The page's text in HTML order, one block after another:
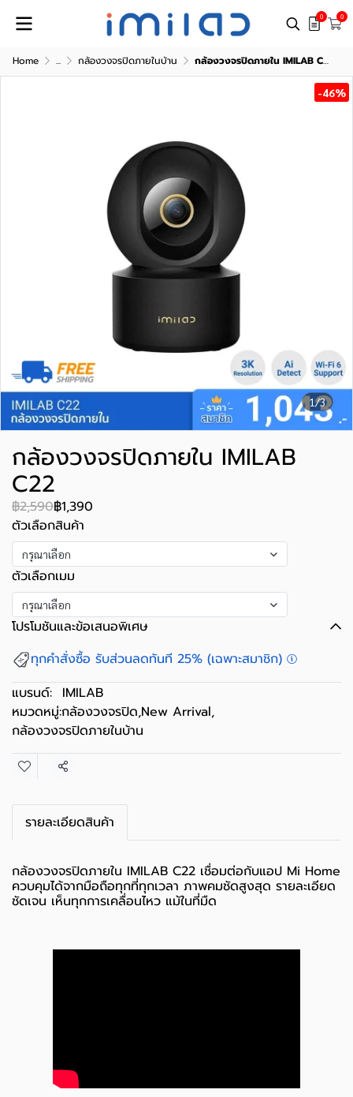
0 0
Home ... กล้องวงจรปิดภายในบ้าน กล้องวงจรปิดภายใน IMILAB C22
1/3
-46%
กล้องวงจรปิดภายใน IMILAB
C22
฿2,590฿1,390
ตัวเลือกสินค้า
กรุณาเลือก
ตัวเลือกเมม
กรุณาเลือก
โปรโมชันและข้อเสนอพิเศษ
ทุกคำสั่งซื้อ รับส่วนลดทันที 25% (เฉพาะสมาชิก)
แบรนด์: IMILAB
หมวดหมู่:กล้องวงจรปิด,New Arrival,
กล้องวงจรปิดภายในบ้าน
แชร์
รายละเอียดสินค้า
กล้องวงจรปิดภายใน IMILAB C22 เชื่อมต่อกับแอป Mi Home
ควบคุมได้จากมือถือทุกที่ทุกเวลา ภาพคมชัดสูงสุด รายละเอียด
ชัดเจน เห็นทุกการเคลื่อนไหว แม้ในที่มืด